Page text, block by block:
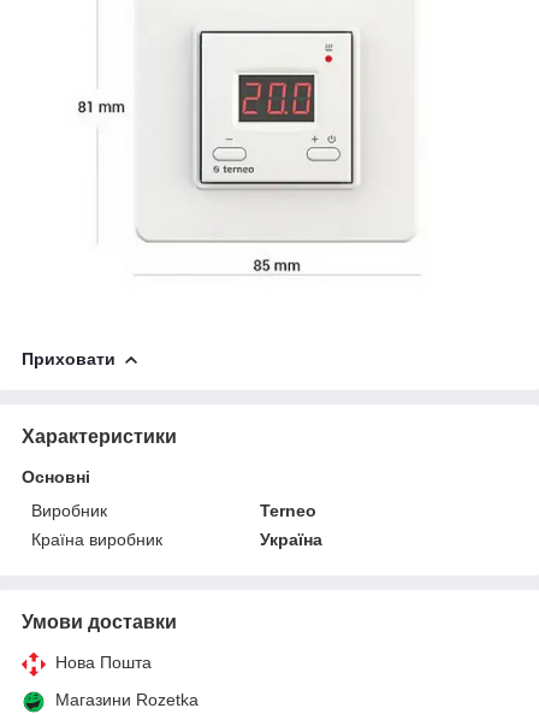
Приховати
Характеристики
Основні
Виробник
Terneo
Країна виробник
Україна
Умови доставки
Нова Пошта
Магазини Rozetka